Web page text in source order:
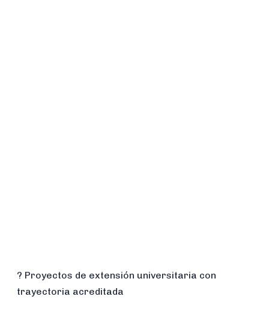
? Proyectos de extensión universitaria con
trayectoria acreditada